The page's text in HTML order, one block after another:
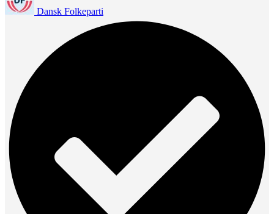
Dansk Folkeparti